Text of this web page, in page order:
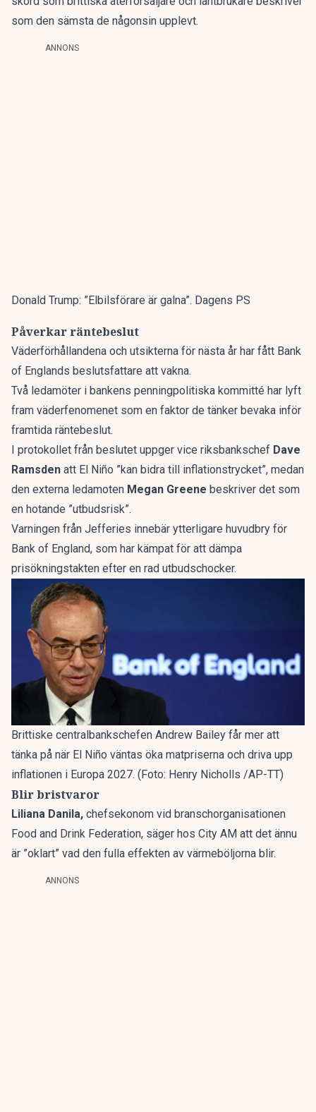
som den sämsta de någonsin upplevt.
ANNONS
Donald Trump: ”Elbilsförare är galna”. Dagens PS
Påverkar räntebeslut
Väderförhållandena och utsikterna för nästa år har fått Bank
of Englands beslutsfattare att vakna.
Två ledamöter i bankens penningpolitiska kommitté har lyft
fram väderfenomenet som en faktor de tänker bevaka inför
framtida räntebeslut.
I protokollet från beslutet uppger vice riksbankschef Dave
Ramsden att El Niño ”kan bidra till inflationstrycket”, medan
den externa ledamoten Megan Greene beskriver det som
en hotande ”utbudsrisk”.
Varningen från Jefferies innebär ytterligare huvudbry för
Bank of England, som har kämpat för att dämpa
prisökningstakten efter en rad utbudschocker.
Brittiske centralbankschefen Andrew Bailey får mer att
tänka på när El Niño väntas öka matpriserna och driva upp
inflationen i Europa 2027. (Foto: Henry Nicholls /AP-TT)
Blir bristvaror
Liliana Danila, chefsekonom vid branschorganisationen
Food and Drink Federation, säger hos City AM att det ännu
är ”oklart” vad den fulla effekten av värmeböljorna blir.
ANNONS